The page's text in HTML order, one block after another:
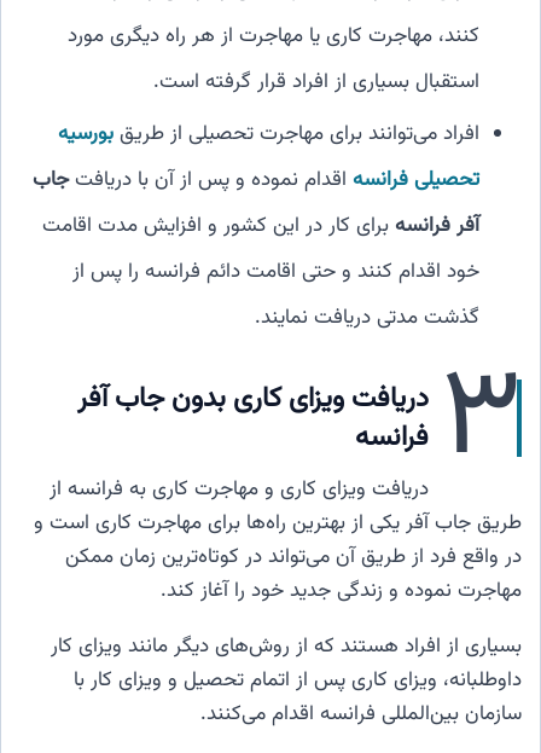
کنند، مهاجرت کاری یا مهاجرت از هر راه دیگری مورد
استقبال بسیاری از افراد قرار گرفته است.
افراد می‌توانند برای مهاجرت تحصیلی از طریقبورسیه
تحصیلی فرانسه اقدام نموده و پس از آن با دریافتجاب
آفر فرانسه برای کار در این کشور و افزایش مدت اقامت
خود اقدام کنند و حتی اقامت دائم فرانسه را پس از
گذشت مدتی دریافت نمایند.
۳ دریافت ویزای کاری بدون جاب آفر
فرانسه
دریافت ویزای کاری و مهاجرت کاری به فرانسه از
طریق جاب آفر یکی از بهترین راه‌ها برای مهاجرت کاری است و
در واقع فرد از طریق آن می‌تواند در کوتاه‌ترین زمان ممکن
مهاجرت نموده و زندگی جدید خود را آغاز کند.
بسیاری از افراد هستند که از روش‌های دیگر مانند ویزای کار
داوطلبانه، ویزای کاری پس از اتمام تحصیل و ویزای کار با
سازمان بین‌المللی فرانسه اقدام می‌کنند.